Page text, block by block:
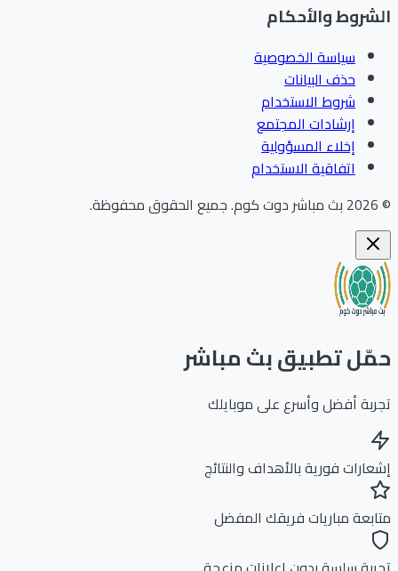
والأحكام
سياسة الخصوصية
حذف البيانات
شروط الاستخدام
إرشادات المجتمع
إخلاء المسؤولية
اتفاقية الاستخدام
بث مباشر دوت كوم.جميع الحقوق محفوظة.
تطبيق بث مباشر
أفضل وأسرع على موبايلك
فورية بالأهداف والنتائج
مباريات فريقك المفضل